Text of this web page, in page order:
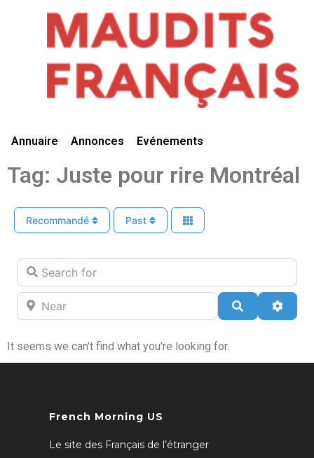
Annuaire Annonces Evénements
Tag: Juste pour rire Montréal
Recommandé Past
Search for
Near
Search
It seems we can't find what you're looking for.
French Morning US
Le site des Français de l’étranger